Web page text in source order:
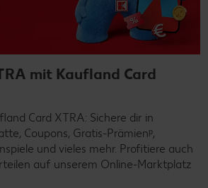
mit Kaufland Card
Card XTRA: Sichere dir in
Coupons, Gratis-Prämienᵖ,
und vieles mehr. Profitiere auch
auf unserem Online-Marktplatz